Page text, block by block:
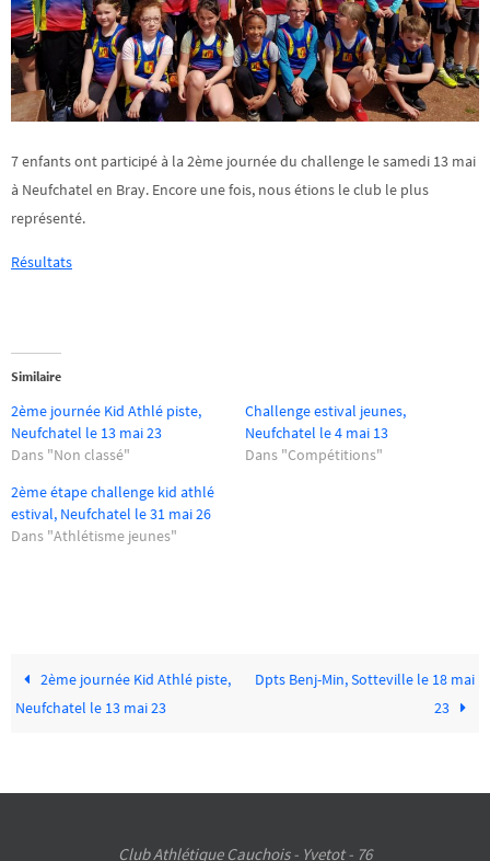
7 enfants ont participé à la 2ème journée du challenge le samedi 13 mai
à Neufchatel en Bray. Encore une fois, nous étions le club le plus
représenté.
Résultats
Similaire
2ème journée Kid Athlé piste,
Neufchatel le 13 mai 23
Dans "Non classé"
Challenge estival jeunes,
Neufchatel le 4 mai 13
Dans "Compétitions"
2ème étape challenge kid athlé
estival, Neufchatel le 31 mai 26
Dans "Athlétisme jeunes"
2ème journée Kid Athlé piste,
Neufchatel le 13 mai 23
Dpts Benj-Min, Sotteville le 18 mai
23
Club Athlétique Cauchois - Yvetot - 76